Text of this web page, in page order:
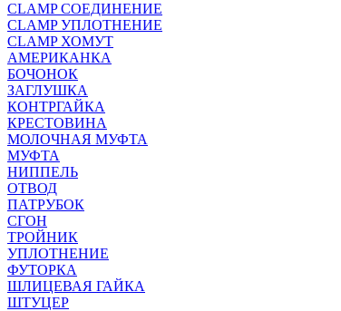
CLAMP СОЕДИНЕНИЕ
CLAMP УПЛОТНЕНИЕ
CLAMP ХОМУТ
АМЕРИКАНКА
БОЧОНОК
ЗАГЛУШКА
КОНТРГАЙКА
КРЕСТОВИНА
МОЛОЧНАЯ МУФТА
МУФТА
НИППЕЛЬ
ОТВОД
ПАТРУБОК
СГОН
ТРОЙНИК
УПЛОТНЕНИЕ
ФУТОРКА
ШЛИЦЕВАЯ ГАЙКА
ШТУЦЕР